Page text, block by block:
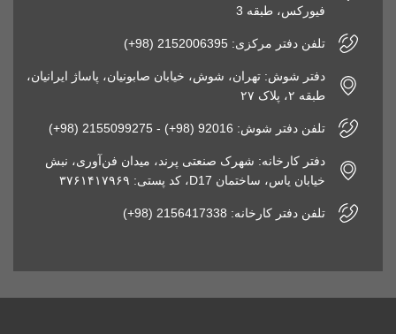
فیورکس، طبقه 3
تلفن دفتر مرکزی: 2152006395 (98+)
دفتر شوش: تهران، شوش، خیابان صابونیان، پاساژ ایرانیان،
طبقه ۲، پلاک ۲۷
تلفن دفتر شوش: 92016 (98+) - 2155099275 (98+)
دفتر کارخانه: شهرک صنعتی پرند، میدان فن‌آوری، نبش
خیابان یاس، ساختمان D17، کد پستی: ۳۷۶۱۴۱۷۹۶۹
تلفن دفتر کارخانه: 2156417338 (98+)